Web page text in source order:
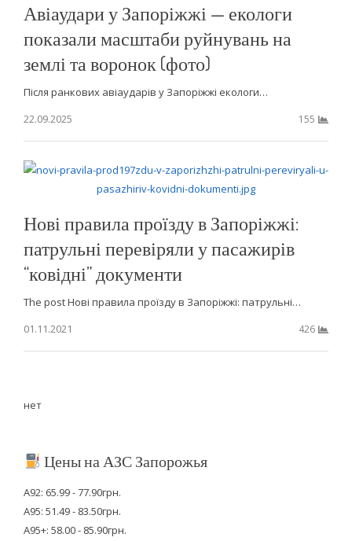
Авіаудари у Запоріжжі — екологи
показали масштаби руйнувань на
землі та воронок (фото)
Після ранкових авіаударів у Запоріжжі екологи…
22.09.2025
155
Нові правила проїзду в Запоріжжі:
патрульні перевіряли у пасажирів
“ковідні” документи
The post Нові правила проїзду в Запоріжжі: патрульні…
01.11.2021
426
нет
Цены на АЗС Запорожья
А92: 65.99 - 77.90грн.
А95: 51.49 - 83.50грн.
А95+: 58.00 - 85.90грн.